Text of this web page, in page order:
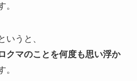
。
いうと、
クマのことを何度も思い浮か
。